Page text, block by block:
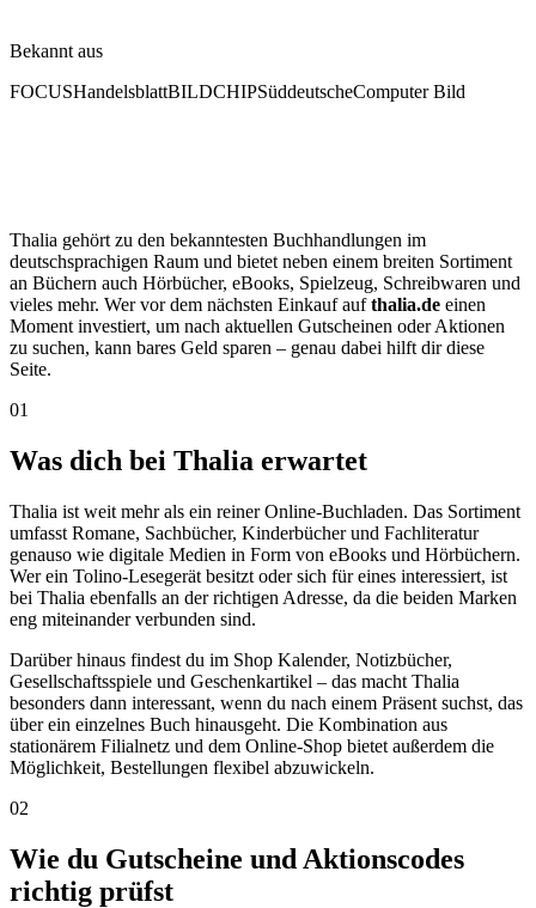
Bekannt aus
FOCUSHandelsblattBILDCHIPSüddeutscheComputer Bild
Thalia gehört zu den bekanntesten Buchhandlungen im
deutschsprachigen Raum und bietet neben einem breiten Sortiment
an Büchern auch Hörbücher, eBooks, Spielzeug, Schreibwaren und
vieles mehr. Wer vor dem nächsten Einkauf aufthalia.de einen
Moment investiert, um nach aktuellen Gutscheinen oder Aktionen
zu suchen, kann bares Geld sparen – genau dabei hilft dir diese
Seite.
01
Was dich bei Thalia erwartet
Thalia ist weit mehr als ein reiner Online-Buchladen. Das Sortiment
umfasst Romane, Sachbücher, Kinderbücher und Fachliteratur
genauso wie digitale Medien in Form von eBooks und Hörbüchern.
Wer ein Tolino-Lesegerät besitzt oder sich für eines interessiert, ist
bei Thalia ebenfalls an der richtigen Adresse, da die beiden Marken
eng miteinander verbunden sind.
Darüber hinaus findest du im Shop Kalender, Notizbücher,
Gesellschaftsspiele und Geschenkartikel – das macht Thalia
besonders dann interessant, wenn du nach einem Präsent suchst, das
über ein einzelnes Buch hinausgeht. Die Kombination aus
stationärem Filialnetz und dem Online-Shop bietet außerdem die
Möglichkeit, Bestellungen flexibel abzuwickeln.
02
Wie du Gutscheine und Aktionscodes
richtig prüfst